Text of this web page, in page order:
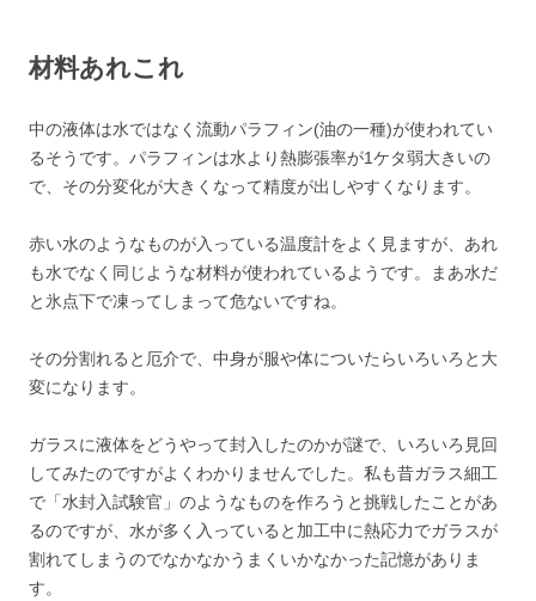
材料あれこれ
中の液体は水ではなく流動パラフィン(油の一種)が使われてい
るそうです。パラフィンは水より熱膨張率が1ケタ弱大きいの
で、その分変化が大きくなって精度が出しやすくなります。
赤い水のようなものが入っている温度計をよく見ますが、あれ
も水でなく同じような材料が使われているようです。まあ水だ
と氷点下で凍ってしまって危ないですね。
その分割れると厄介で、中身が服や体についたらいろいろと大
変になります。
ガラスに液体をどうやって封入したのかが謎で、いろいろ見回
してみたのですがよくわかりませんでした。私も昔ガラス細工
で「水封入試験官」のようなものを作ろうと挑戦したことがあ
るのですが、水が多く入っていると加工中に熱応力でガラスが
割れてしまうのでなかなかうまくいかなかった記憶がありま
す。